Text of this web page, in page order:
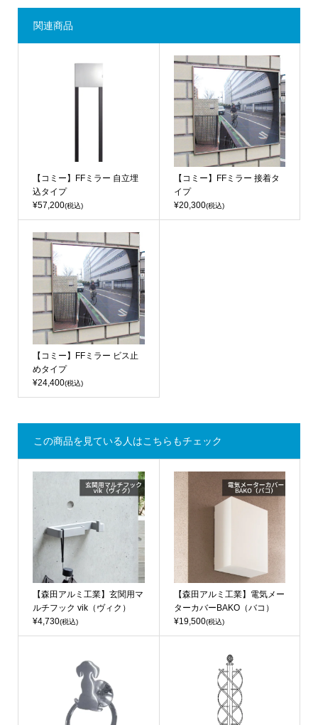
関連商品
【コミー】FFミラー 自立埋
込タイプ
¥57,200(税込)
【コミー】FFミラー 接着タ
イプ
¥20,300(税込)
【コミー】FFミラー ビス止
めタイプ
¥24,400(税込)
この商品を見ている人はこちらもチェック
【森田アルミ工業】玄関用マ
ルチフック vik（ヴィク）
¥4,730(税込)
【森田アルミ工業】電気メー
ターカバーBAKO（バコ）
¥19,500(税込)